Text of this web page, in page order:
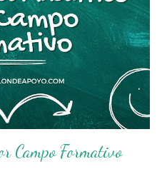
la salud, el medio ambiente
de diversos saberes y en su
el desarrollo del pensamiento
el pensamiento científico
Campo Formativo